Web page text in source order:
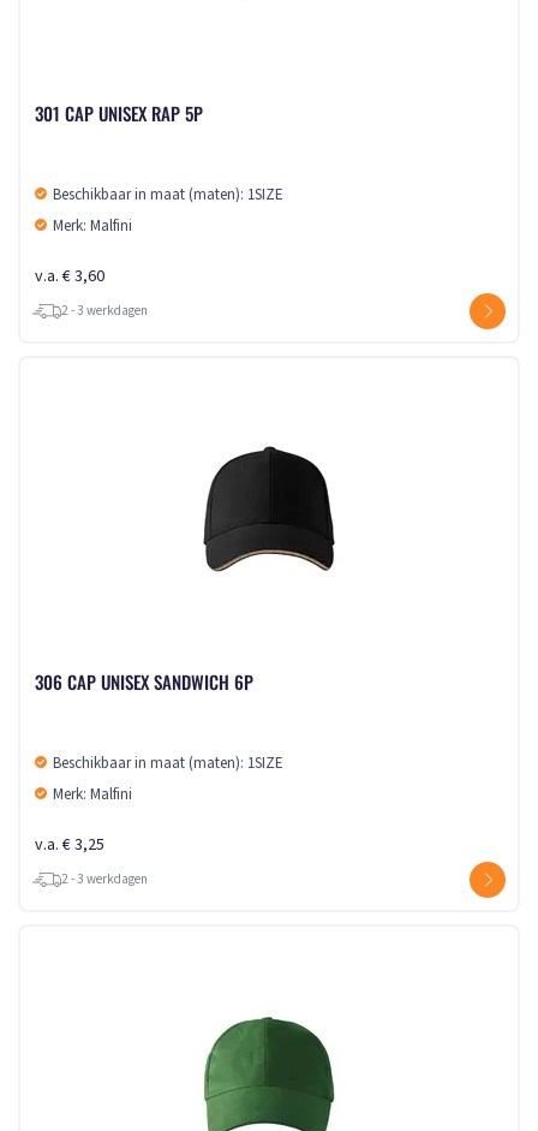
301 CAP UNISEX RAP 5P
Beschikbaar in maat (maten): 1SIZE
Merk: Malfini
v.a. € 3,60
2 - 3 werkdagen
306 CAP UNISEX SANDWICH 6P
Beschikbaar in maat (maten): 1SIZE
Merk: Malfini
v.a. € 3,25
2 - 3 werkdagen